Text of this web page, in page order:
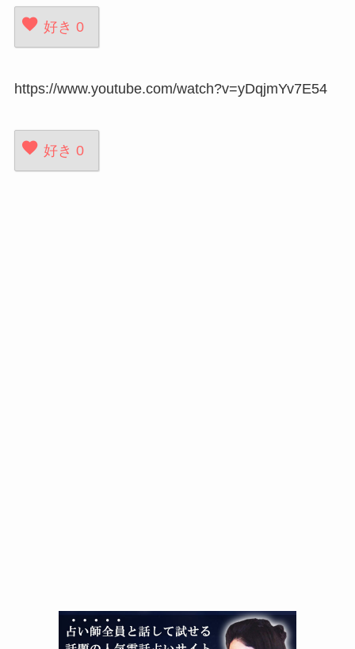
好き 0
https://www.youtube.com/watch?v=yDqjmYv7E54
好き 0